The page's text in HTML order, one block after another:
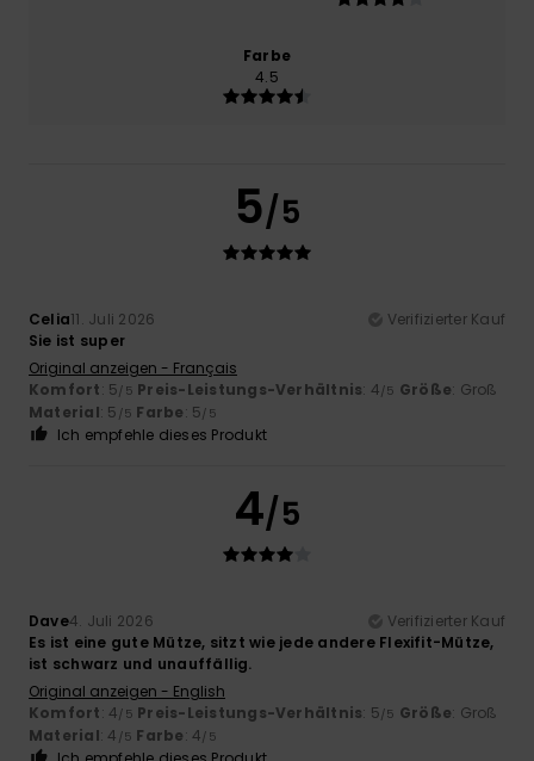
Farbe
4.5
5/5
Celia11. Juli 2026
Verifizierter Kauf
Sie ist super
Original anzeigen - Français
Komfort: 5/5 Preis-Leistungs-Verhältnis: 4/5 Größe: Groß
Material: 5 /5 Farbe: 5/5
Ich empfehle dieses Produkt
4/5
Dave4. Juli 2026
Verifizierter Kauf
Es ist eine gute Mütze, sitzt wie jede andere Flexifit-Mütze,
ist schwarz und unauffällig.
Original anzeigen - English
Komfort: 4/5 Preis-Leistungs-Verhältnis: 5/5 Größe: Groß
Material: 4 /5 Farbe: 4/5